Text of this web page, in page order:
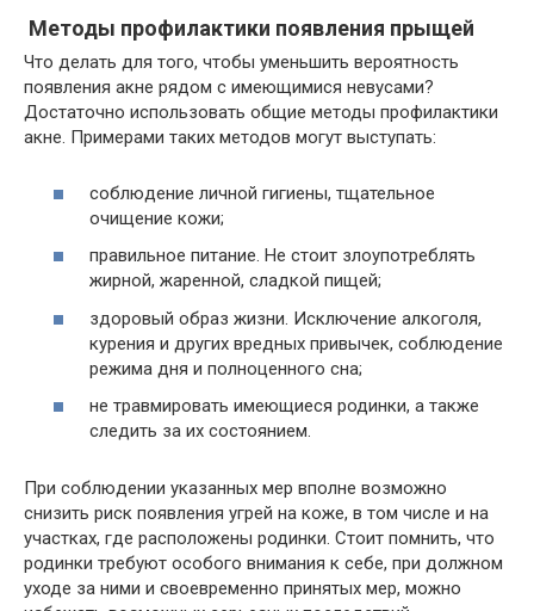
Методы профилактики появления прыщей
Что делать для того, чтобы уменьшить вероятность
появления акне рядом с имеющимися невусами?
Достаточно использовать общие методы профилактики
акне. Примерами таких методов могут выступать:
соблюдение личной гигиены, тщательное
очищение кожи;
правильное питание. Не стоит злоупотреблять
жирной, жаренной, сладкой пищей;
здоровый образ жизни. Исключение алкоголя,
курения и других вредных привычек, соблюдение
режима дня и полноценного сна;
не травмировать имеющиеся родинки, а также
следить за их состоянием.
При соблюдении указанных мер вполне возможно
снизить риск появления угрей на коже, в том числе и на
участках, где расположены родинки. Стоит помнить, что
родинки требуют особого внимания к себе, при должном
уходе за ними и своевременно принятых мер, можно